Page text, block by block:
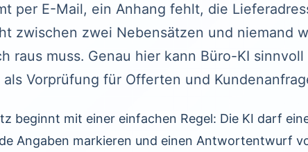
per E-Mail, ein Anhang fehlt, die
zwischen zwei Nebensätzen und niemand
raus muss. Genau hier kann Büro-KI
Vorprüfung für Offerten und
beginnt mit einer einfachen Regel: Die KI darf
Angaben markieren und einen Antwortentwurf